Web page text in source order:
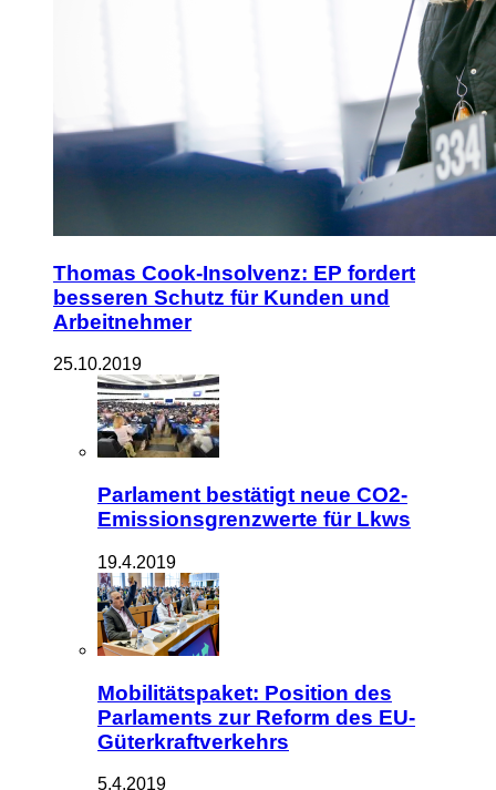
Thomas Cook-Insolvenz: EP fordert
besseren Schutz für Kunden und
Arbeitnehmer
25.10.2019
Parlament bestätigt neue CO2-
Emissionsgrenzwerte für Lkws
19.4.2019
Mobilitätspaket: Position des
Parlaments zur Reform des EU-
Güterkraftverkehrs
5.4.2019